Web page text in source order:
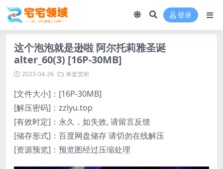
登录
这个泡泡就是逊啦 阿尔托莉雅圣诞
alter_60(3) [16P-30MB]
2023-04-26 单套赏析
[文件大小]：[16P-30MB]
[解压密码]：zzlyu.top
[有效时定]：永久，如失效, 请留言反馈
[储存形式]：百度网盘储存 请切勿在线解压
[资源预览]：预览图经过压缩处理